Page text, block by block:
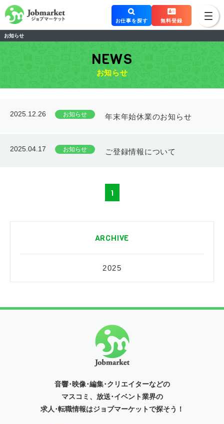
お知らせ
お仕事を探す 無料登録
NEWS
お知らせ
2025.12.26 お知らせ 年末年始休業のお知らせ
2025.04.17 お知らせ ご登録情報について
1
ARCHIVE
2025
音響･映像･編集･クリエイターなどの
マスコミ、放送･イベント業界の
求人･転職情報はジョブマーケットで探そう！